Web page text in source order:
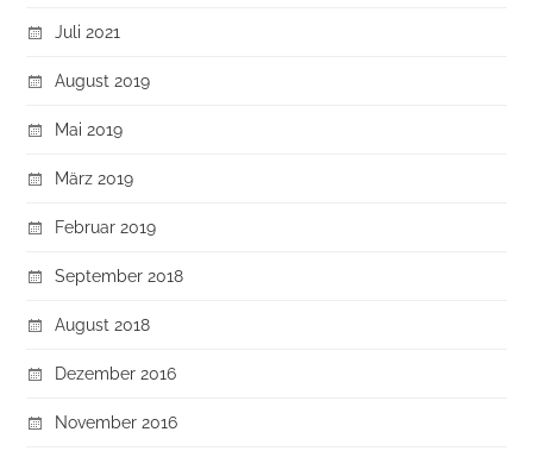
Juli 2021
August 2019
Mai 2019
März 2019
Februar 2019
September 2018
August 2018
Dezember 2016
November 2016